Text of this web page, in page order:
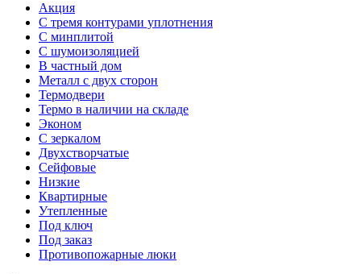
Акция
С тремя контурами уплотнения
С минплитой
С шумоизоляцией
В частный дом
Металл с двух сторон
Термодвери
Термо в наличии на складе
Эконом
С зеркалом
Двухстворчатые
Сейфовые
Низкие
Квартирные
Утепленные
Под ключ
Под заказ
Противопожарные люки